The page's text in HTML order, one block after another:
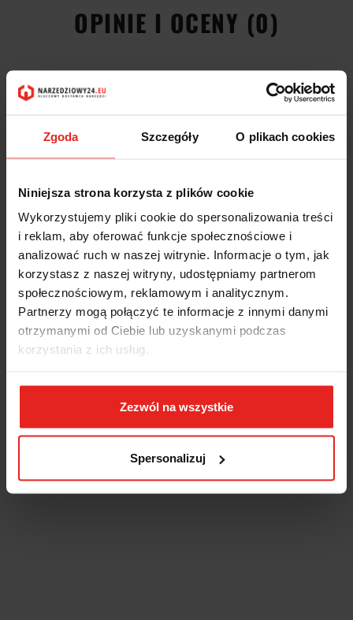
Zgoda Szczegóły O plikach cookies
Niniejsza strona korzysta z plików cookie
Wykorzystujemy pliki cookie do spersonalizowania treści
i reklam, aby oferować funkcje społecznościowe i
analizować ruch w naszej witrynie. Informacje o tym, jak
korzystasz z naszej witryny, udostępniamy partnerom
społecznościowym, reklamowym i analitycznym.
Partnerzy mogą połączyć te informacje z innymi danymi
otrzymanymi od Ciebie lub uzyskanymi podczas
korzystania z ich usług.
Zezwól na wszystkie
Spersonalizuj
OPINIE I OCENY (0)
Wkrętak precyzyjny dla elektroników 2035 płaski 1,2x0,25x40mm
05118000001 Wera:
- trzon okrągły
- 6-kątny kołnierz zapobiegający staczaniu
- szerokość zakończenia: 1,2mm
- grubość zakończenia: 0,25mm
- długość trzonu: 40mm
- długość całkowita: 137mm
- symbol: 42 42728 010
INNI KLIENCI KUPILI
RÓWNIEŻ